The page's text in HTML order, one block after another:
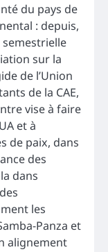
du pays de
: depuis,
semestrielle
sur la
de l’Union
de la CAE,
vise à faire
et à
de paix, dans
des
dans
les
Panza et
alignement